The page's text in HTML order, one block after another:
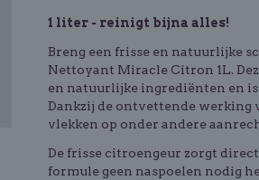
1 liter - reinigt bijna alles!
Breng een frisse en natuurlijke
Nettoyant Miracle Citron 1L.
en natuurlijke ingrediënten en
Dankzij de ontvettende
vlekken op onder andere
De frisse citroengeur zorgt
formule geen naspoelen nodig